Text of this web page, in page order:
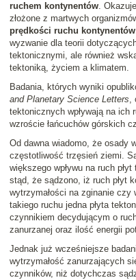
ruchem kontynentów.
złożone z martwych
prędkości ruchu kontynentów
wyzwanie dla teorii
tektonicznymi, ale również
tektoniką, życiem a klimatem.
Badania, których wyniki
and Planetary Science Letters,
tektonicznych wpływają na ich
wzroście łańcuchów górskich
Od dawna wiadomo, że osady
częstotliwość trzęsień ziemi.
większego wpływu na ruch
stąd, że sądzono, iż ruch płyt
wytrzymałości na zginanie
takiego ruchu jedna płyta
czynnikiem decydującym o
zanurzanej oraz ilość energii
Jednak już wcześniejsze
wytrzymałość zanurzających
czynników, niż dotychczas